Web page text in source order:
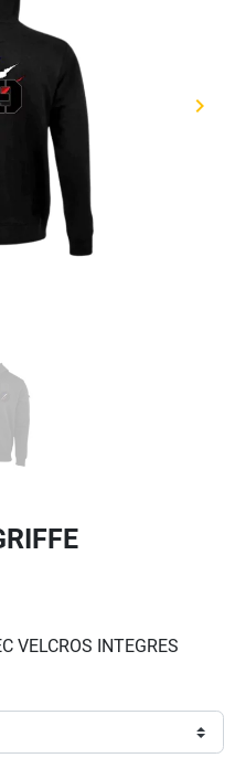
keyboard_arrow_right
VELCROS INTEGRES